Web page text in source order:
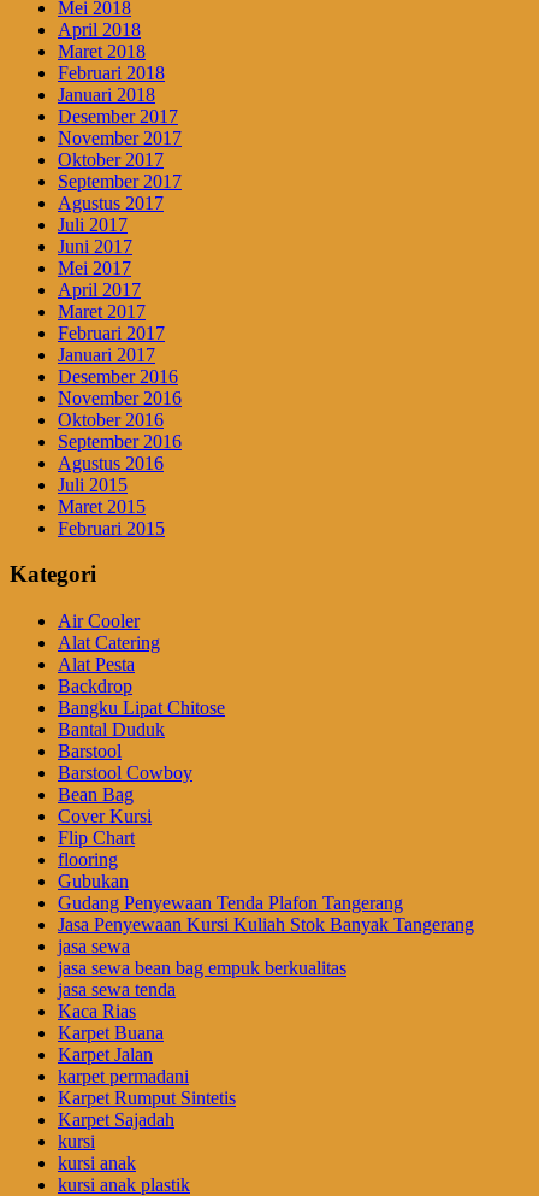
Mei 2018
April 2018
Maret 2018
Februari 2018
Januari 2018
Desember 2017
November 2017
Oktober 2017
September 2017
Agustus 2017
Juli 2017
Juni 2017
Mei 2017
April 2017
Maret 2017
Februari 2017
Januari 2017
Desember 2016
November 2016
Oktober 2016
September 2016
Agustus 2016
Juli 2015
Maret 2015
Februari 2015
Kategori
Air Cooler
Alat Catering
Alat Pesta
Backdrop
Bangku Lipat Chitose
Bantal Duduk
Barstool
Barstool Cowboy
Bean Bag
Cover Kursi
Flip Chart
flooring
Gubukan
Gudang Penyewaan Tenda Plafon Tangerang
Jasa Penyewaan Kursi Kuliah Stok Banyak Tangerang
jasa sewa
jasa sewa bean bag empuk berkualitas
jasa sewa tenda
Kaca Rias
Karpet Buana
Karpet Jalan
karpet permadani
Karpet Rumput Sintetis
Karpet Sajadah
kursi
kursi anak
kursi anak plastik